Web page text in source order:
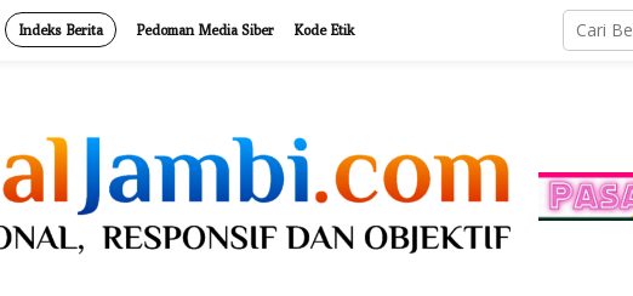
Indeks Berita Pedoman Media Siber Kode Etik